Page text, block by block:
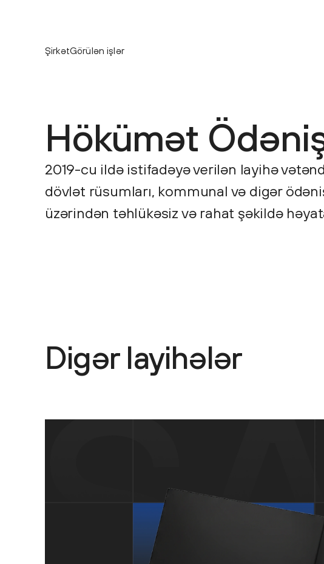
ŞirkətGörülən işlər
Hökümət
2019-cu ildə istifadəyə verilən layihə
dövlət rüsumları, kommunal və digər
üzərindən təhlükəsiz və rahat şəkildə
Digər layihələr